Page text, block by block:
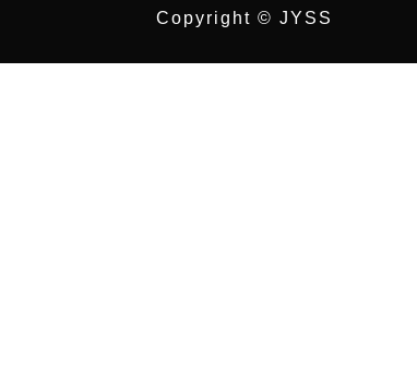
Copyright © JYSS